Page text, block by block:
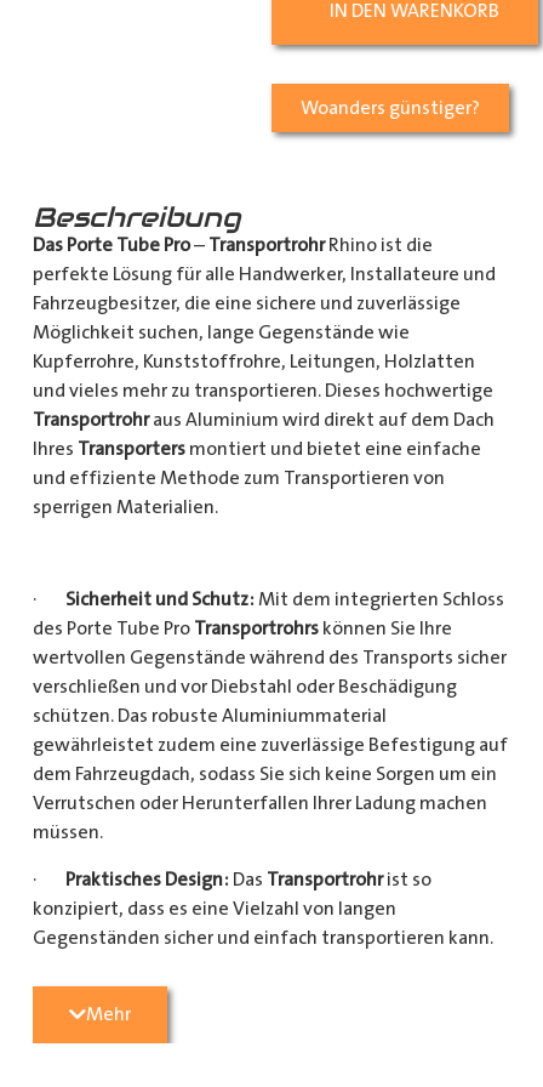
IN DEN WARENKORB
Woanders günstiger?
Beschreibung
Das Porte Tube Pro– TransportrohrRhino ist die
perfekte Lösung für alle Handwerker, Installateure und
Fahrzeugbesitzer, die eine sichere und zuverlässige
Möglichkeit suchen, lange Gegenstände wie
Kupferrohre, Kunststoffrohre, Leitungen, Holzlatten
und vieles mehr zu transportieren. Dieses hochwertige
Transportrohraus Aluminium wird direkt auf dem Dach
Ihres Transportersmontiert und bietet eine einfache
und effiziente Methode zum Transportieren von
sperrigen Materialien.
· Sicherheit und Schutz: Mit dem integrierten Schloss
des Porte Tube Pro Transportrohrskönnen Sie Ihre
wertvollen Gegenstände während des Transports sicher
verschließen und vor Diebstahl oder Beschädigung
schützen. Das robuste Aluminiummaterial
gewährleistet zudem eine zuverlässige Befestigung auf
dem Fahrzeugdach, sodass Sie sich keine Sorgen um ein
Verrutschen oder Herunterfallen Ihrer Ladung machen
müssen.
· Praktisches Design: Das Transportrohrist so
konzipiert, dass es eine Vielzahl von langen
Gegenständen sicher und einfach transportieren kann.
Kunststoffrohre für den Sanitärbereich oder Holzlatten
für den Bau benötigen, dieses
Mehr